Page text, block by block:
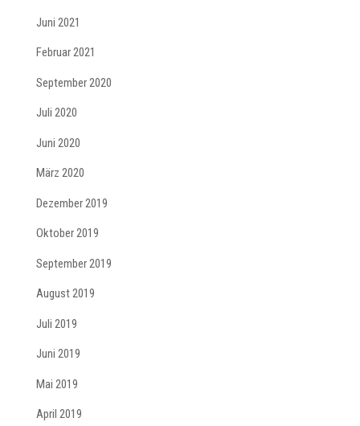
Juni 2021
Februar 2021
September 2020
Juli 2020
Juni 2020
März 2020
Dezember 2019
Oktober 2019
September 2019
August 2019
Juli 2019
Juni 2019
Mai 2019
April 2019